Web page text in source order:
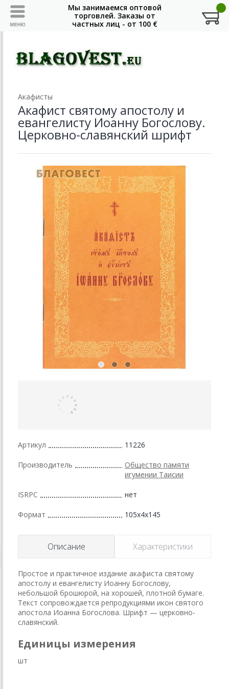
Акафисты
Акафист святому апостолу и
евангелисту Иоанну Богослову.
Церковно-славянский шрифт
Артикул 11226
Производитель
Общество памяти
игумении Таисии
ISRPC нет
Формат 105x4x145
Описание Характеристики
Простое и практичное издание акафиста святому
апостолу и евангелисту Иоанну Богослову,
небольшой брошюрой, на хорошей, плотной бумаге.
Текст сопровождается репродукциями икон святого
апостола Иоанна Богослова. Шрифт — церковно-
славянский.
Единицы измерения
шт